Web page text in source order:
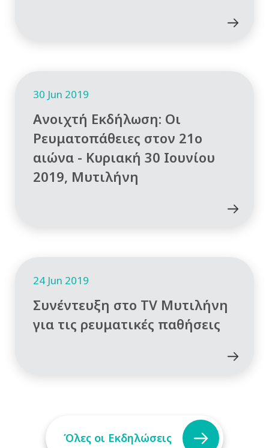
30 Jun 2019
Ανοιχτή Εκδήλωση: Οι
Ρευματοπάθειες στον 21ο
αιώνα - Κυριακή 30 Ιουνίου
2019, Μυτιλήνη
24 Jun 2019
Συνέντευξη στο TV Μυτιλήνη
για τις ρευματικές παθήσεις
Όλες οι Εκδηλώσεις